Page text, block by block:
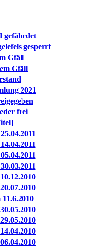
gefährdet
gesperrt
Gfäll
Gfäll
2021
frei